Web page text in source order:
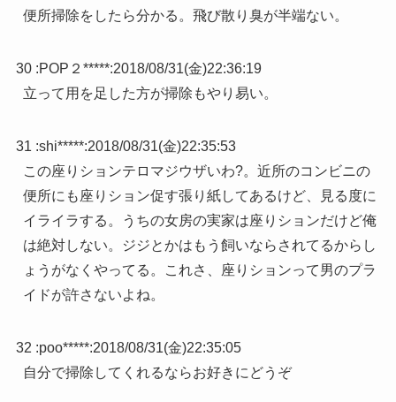
便所掃除をしたら分かる。飛び散り臭が半端ない。
30 :POP２*****:2018/08/31(金)22:36:19
立って用を足した方が掃除もやり易い。
31 :shi*****:2018/08/31(金)22:35:53
この座りションテロマジウザいわ?。近所のコンビニの
便所にも座りション促す張り紙してあるけど、見る度に
イライラする。うちの女房の実家は座りションだけど俺
は絶対しない。ジジとかはもう飼いならされてるからし
ょうがなくやってる。これさ、座りションって男のプラ
イドが許さないよね。
32 :poo*****:2018/08/31(金)22:35:05
自分で掃除してくれるならお好きにどうぞ